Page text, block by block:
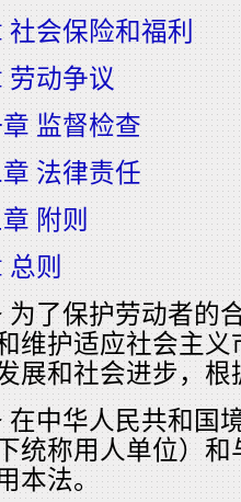
社会保险和福利
劳动争议
监督检查
法律责任
附则
则
为了保护劳动者的
维护适应社会主
展和社会进步，
在中华人民共和国
统称用人单位）
本法。